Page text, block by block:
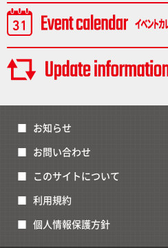
お知らせ
お問い合わせ
このサイトについて
利用規約
個人情報保護方針